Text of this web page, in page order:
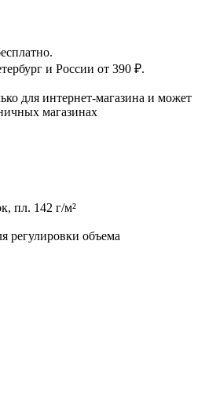
и России от 390 ₽.
для интернет-магазина и может
магазинах
пл. 142 г/м²
регулировки объема